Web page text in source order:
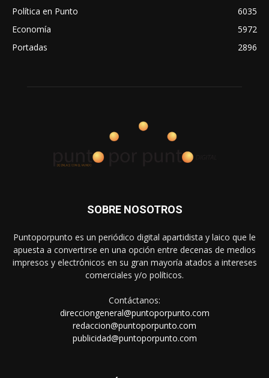
Política en Punto
6035
Economía
5972
Portadas
2896
SOBRE NOSOTROS
Puntoporpunto es un periódico digital apartidista y laico que le
apuesta a convertirse en una opción entre decenas de medios
impresos y electrónicos en su gran mayoría atados a intereses
comerciales y/o políticos.
Contáctanos:
direcciongeneral@puntoporpunto.com
redaccion@puntoporpunto.com
publicidad@puntoporpunto.com